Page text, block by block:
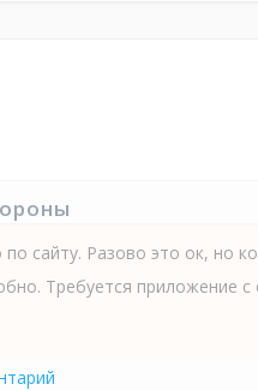
сайту. Разово это ок, но
Требуется приложение